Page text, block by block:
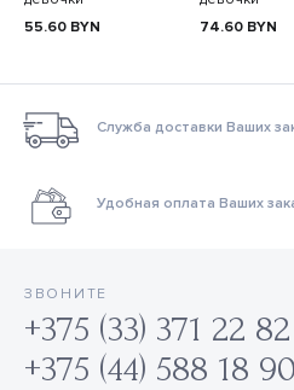
55.60 BYN
74.60 BYN
Служба доставки Ваших
Удобная оплата Ваших
ЗВОНИТЕ
+375 (33) 371 22 82
+375 (44) 588 18 90